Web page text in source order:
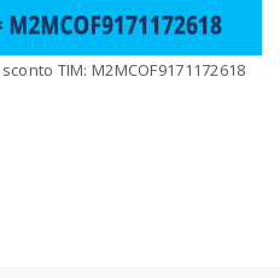
TIM: M2MCOF9171172618